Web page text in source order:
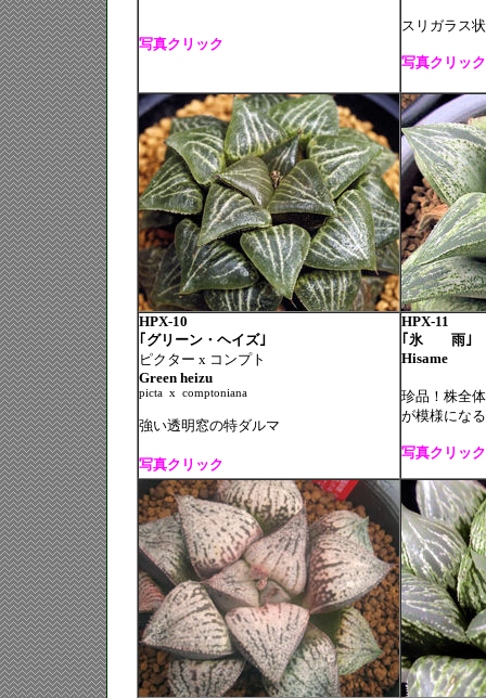
写真クリック
スリガラス
写真クリック
HPX-10
｢グリーン・ヘイズ｣
ピクター x コンプト
Green heizu
picta x comptoniana
強い透明窓の特ダルマ
写真クリック
HPX-11
｢氷 雨｣
Hisame
珍品！株全
が模様にな
写真クリック